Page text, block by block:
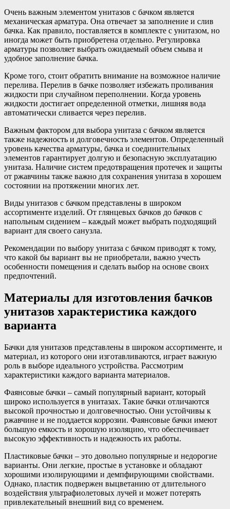
Очень важным элементом унитазов с бачком является
механическая арматура. Она отвечает за заполнение и слив
бачка. Как правило, поставляется в комплекте с унитазом, но
иногда может быть приобретена отдельно. Регулировка
арматуры позволяет выбрать ожидаемый объем смыва и
удобное заполнение бачка.
Кроме того, стоит обратить внимание на возможное наличие
перелива. Перелив в бачке позволяет избежать проливания
жидкости при случайном переполнении. Когда уровень
жидкости достигает определенной отметки, лишняя вода
автоматически сливается через перелив.
Важным фактором для выбора унитаза с бачком является
также надежность и долговечность элементов. Определенный
уровень качества арматуры, бачка и соединительных
элементов гарантирует долгую и безопасную эксплуатацию
унитаза. Наличие систем предотвращения протечек и защиты
от ржавчины также важно для сохранения унитаза в хорошем
состоянии на протяжении многих лет.
Виды унитазов с бачком представлены в широком
ассортименте изделий. От глянцевых бачков до бачков с
напольным сидением – каждый может выбрать подходящий
вариант для своего санузла.
Рекомендации по выбору унитаза с бачком приводят к тому,
что какой бы вариант вы не приобретали, важно учесть
особенности помещения и сделать выбор на основе своих
предпочтений.
Материалы для изготовления бачков
унитазов характеристика каждого
варианта
Бачки для унитазов представлены в широком ассортименте, и
материал, из которого они изготавливаются, играет важную
роль в выборе идеального устройства. Рассмотрим
характеристики каждого варианта материалов.
Фаянсовые бачки – самый популярный вариант, который
широко используется в унитазах. Такие бачки отличаются
высокой прочностью и долговечностью. Они устойчивы к
ржавчине и не поддается коррозии. Фаянсовые бачки имеют
большую емкость и хорошую изоляцию, что обеспечивает
высокую эффективность и надежность их работы.
Пластиковые бачки – это довольно популярные и недорогие
варианты. Они легкие, простые в установке и обладают
хорошими изолирующими и демпфирующими свойствами.
Однако, пластик подвержен выцветанию от длительного
воздействия ультрафиолетовых лучей и может потерять
привлекательный внешний вид со временем.